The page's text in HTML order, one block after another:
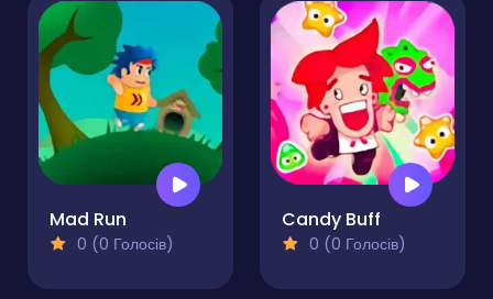
Mad Run
0 (0 Голосів)
Candy Buff
0 (0 Голосів)